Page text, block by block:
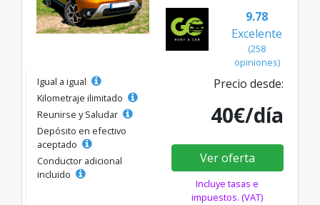
9.78
Excelente
(258
opiniones)
Igual a igual
Kilometraje ilimitado
Reunirse y Saludar
Depósito en efectivo
aceptado
Conductor adicional
incluido
Precio desde:
40€/día
Ver oferta
Incluye tasas e
impuestos. (VAT)